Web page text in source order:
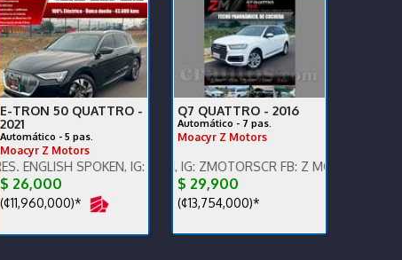
km,súper cuidado.
E-TRON 50 QUATTRO -
2021
Automático - 5 pas.
Moacyr Z Motors
SPOKEN, IG: ZMOTORSCR FB: Z MOTORS. Contáctenos x
$ 26,000
(¢11,960,000)*
Q7 QUATTRO - 2016
Automático - 7 pas.
Moacyr Z Motors
ENGLISH SPOKEN, IG: ZMOTORSCR FB: Z MOTORS. Contáctenos x
$ 29,900
(¢13,754,000)*